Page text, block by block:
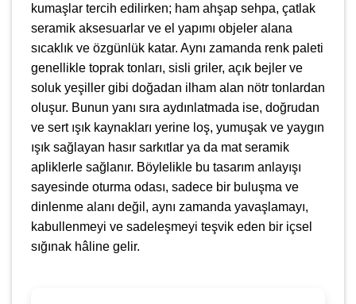
kumaşlar tercih edilirken; ham ahşap sehpa, çatlak
seramik aksesuarlar ve el yapımı objeler alana
sıcaklık ve özgünlük katar. Aynı zamanda renk paleti
genellikle toprak tonları, sisli griler, açık bejler ve
soluk yeşiller gibi doğadan ilham alan nötr tonlardan
oluşur. Bunun yanı sıra aydınlatmada ise, doğrudan
ve sert ışık kaynakları yerine loş, yumuşak ve yaygın
ışık sağlayan hasır sarkıtlar ya da mat seramik
apliklerle sağlanır. Böylelikle bu tasarım anlayışı
sayesinde oturma odası, sadece bir buluşma ve
dinlenme alanı değil, aynı zamanda yavaşlamayı,
kabullenmeyi ve sadeleşmeyi teşvik eden bir içsel
sığınak hâline gelir.